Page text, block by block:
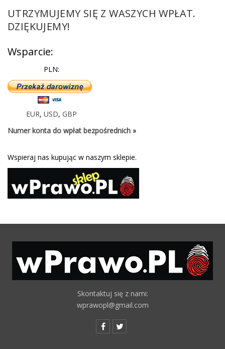
UTRZYMUJEMY SIĘ Z WASZYCH WPŁAT.
DZIĘKUJEMY!
Wsparcie:
PLN:
EUR, USD, GBP
Numer konta do wpłat bezpośrednich »
Wspieraj nas kupując w naszym sklepie.
Skontaktuj się z nami:
wprawopl@gmail.com